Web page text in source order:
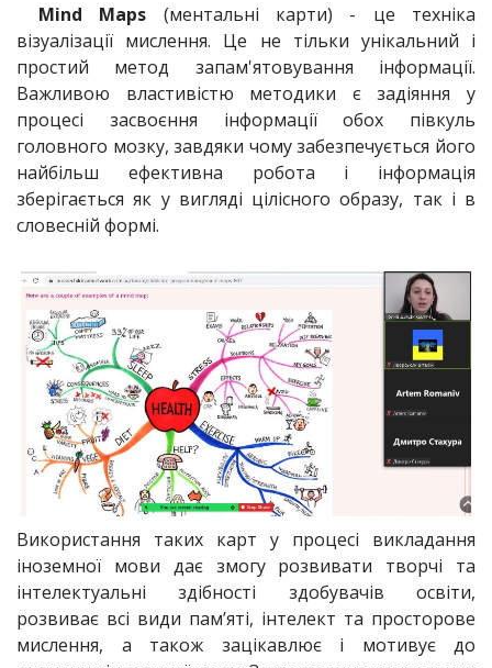
Mind Maps (ментальні карти) - це техніка
візуалізації мислення. Це не тільки унікальний і
простий метод запам'ятовування інформації.
Важливою властивістю методики є задіяння у
процесі засвоєння інформації обох півкуль
головного мозку, завдяки чому забезпечується його
найбільш ефективна робота і інформація
зберігається як у вигляді цілісного образу, так і в
словесній формі.
Використання таких карт у процесі викладання
іноземної мови дає змогу розвивати творчі та
інтелектуальні здібності здобувачів освіти,
розвиває всі види пам’яті, інтелект та просторове
мислення, а також зацікавлює і мотивує до